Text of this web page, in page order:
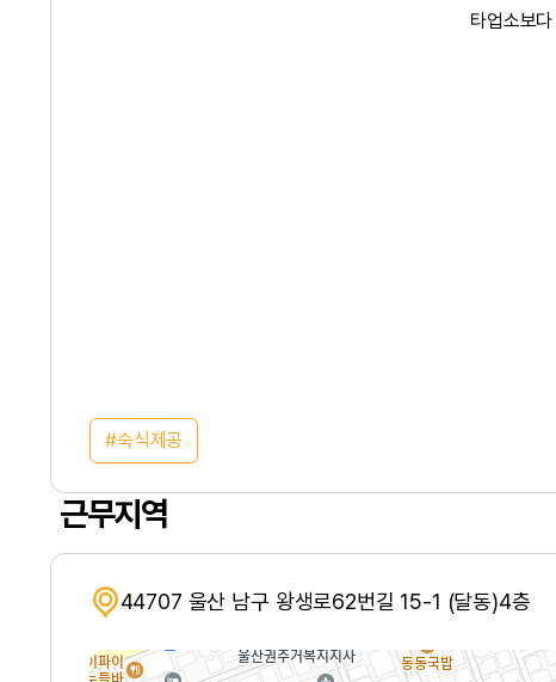
타업소보
숙식제공
근무지역
44707 울산 남구 왕생로62번길 15-1 (달동)4층